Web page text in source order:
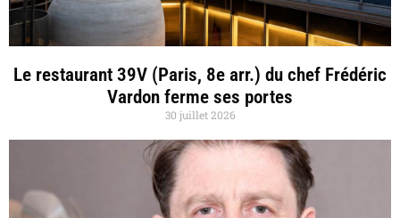
Le restaurant 39V (Paris, 8e arr.) du chef Frédéric
Vardon ferme ses portes
30 juillet 2026